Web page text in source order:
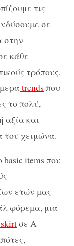
τις
σε
στην
κάθε
τρόπους.
trends που
το πολύ,
αξία και
του χειμώνα.
basic items που
ετών μας
φόρεμα, μια
σε Α